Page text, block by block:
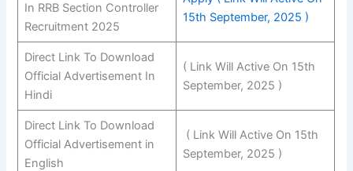
In RRB Section Controller
Recruitment 2025
15th September, 2025 )
Direct Link To Download
Official Advertisement In
Hindi
( Link Will Active On 15th
September, 2025 )
Direct Link To Download
Official Advertisement in
English
( Link Will Active On 15th
September, 2025 )